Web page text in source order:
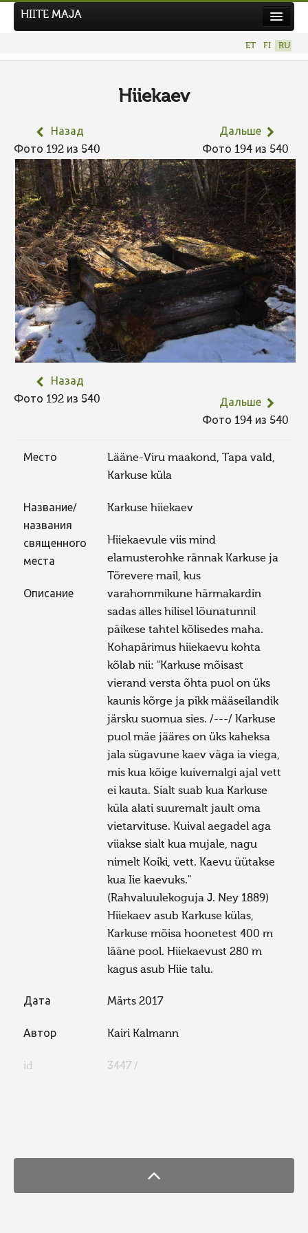
ПРЕДЫДУЩИЕ КОНКУРСЫ
HIITE MAJA
ET FI RU
Hiiekaev
Назад
Фото 192 из 540
Дальше
Фото 194 из 540
Назад
Фото 192 из 540
Дальше
Фото 194 из 540
Место
Lääne-Viru maakond, Tapa vald,
Karkuse küla
Название/
названия
священного
места
Karkuse hiiekaev
Описание
Hiiekaevule viis mind
elamusterohke rännak Karkuse ja
Tõrevere mail, kus
varahommikune härmakardin
sadas alles hilisel lõunatunnil
päikese tahtel kõlisedes maha.
Kohapärimus hiiekaevu kohta
kõlab nii: "Karkuse mõisast
vierand versta õhta puol on üks
kaunis kõrge ja pikk määseilandik
järsku suomua sies. /---/ Karkuse
puol mäe jääres on üks kaheksa
jala sügavune kaev väga ia viega,
mis kua kõige kuivemalgi ajal vett
ei kauta. Sialt suab kua Karkuse
küla alati suuremalt jault oma
vietarvituse. Kuival aegadel aga
viiakse sialt kua mujale, nagu
nimelt Koiki, vett. Kaevu üütakse
kua Iie kaevuks."
(Rahvaluulekoguja J. Ney 1889)
Hiiekaev asub Karkuse külas,
Karkuse mõisa hoonetest 400 m
lääne pool. Hiiekaevust 280 m
kagus asub Hiie talu.
Дата Märts 2017
Автор Kairi Kalmann
id 3447 /